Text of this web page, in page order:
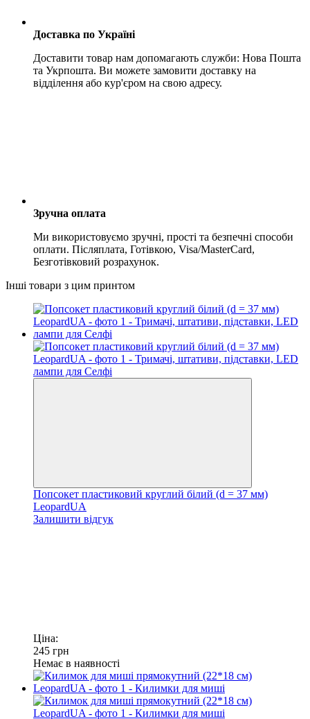
Доставка по Україні
Доставити товар нам допомагають служби: Нова Пошта
та Укрпошта. Ви можете замовити доставку на
відділення або кур'єром на свою адресу.
Зручна оплата
Ми використовуємо зручні, прості та безпечні способи
оплати. Післяплата, Готівкою, Visa/MasterCard,
Безготівковий розрахунок.
Інші товари з цим принтом
Попсокет пластиковий круглий білий (d = 37 мм)
LeopardUA
Залишити відгук
Ціна:
245 грн
Немає в наявності